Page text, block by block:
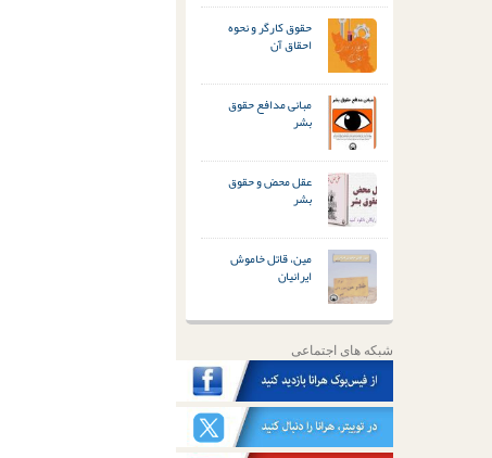
حقوق کارگر و نحوه
احقاق آن
مبانی مدافع حقوق
بشر
عقل محض و حقوق
بشر
مین، قاتل خاموش
ایرانیان
شبکه های اجتماعی